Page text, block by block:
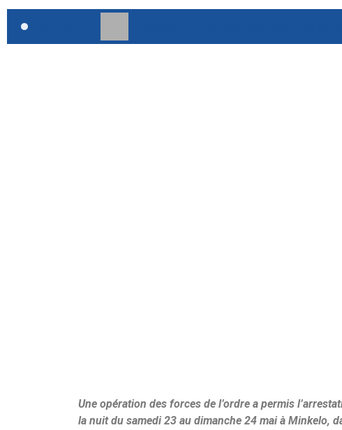
Une opération des forces de l’ordre a permis
la nuit du samedi 23 au dimanche 24 mai à Minkelo,